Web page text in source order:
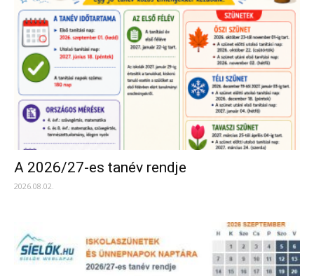
A 2026/27-es tanév rendje
2026.08.02.